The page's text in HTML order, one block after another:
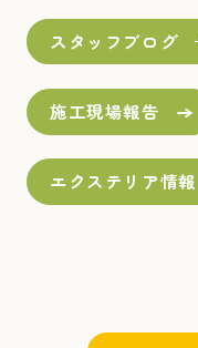
スタッフブログ
施工現場報告
エクステリア情報